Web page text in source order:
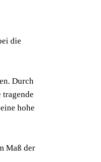
die
Durch
hohe
Maß der